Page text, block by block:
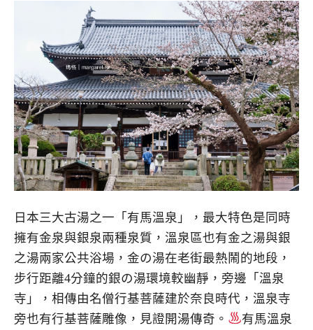
日本三大古湯之一「有馬溫泉」，最大特色是同時
擁有金泉與銀泉兩種泉質，溫泉區也有金之湯與銀
之湯兩家公共浴場，金の湯在老街最熱鬧的地段，
步行距離4分鐘的銀の湯環境較幽靜，旁邊「溫泉
寺」，相傳由名僧行基菩薩建於奈良時代，溫泉寺
旁也有行基菩薩雕像，見證開湯傳奇。
有馬溫泉